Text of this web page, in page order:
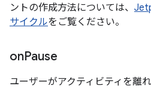
ントの作成方法については、
サイクルをご覧ください。
onPause
ユーザーがアクティビティを離